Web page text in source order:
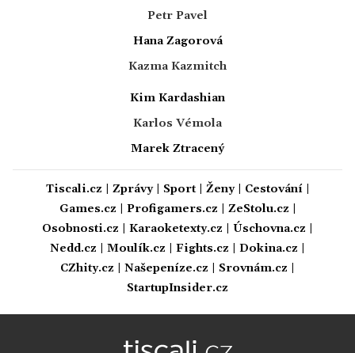
Petr Pavel
Hana Zagorová
Kazma Kazmitch
Kim Kardashian
Karlos Vémola
Marek Ztracený
Tiscali.cz Zprávy| Sport| Ženy| Cestování|
Games.cz
Profigamers.cz ZeStolu.cz
Osobnosti.cz
Karaoketexty.cz Úschovna.cz
Nedd.cz
Moulík.cz Fights.cz Dokina.cz
CZhity.cz
Našepeníze.cz Srovnám.cz
StartupInsider.cz